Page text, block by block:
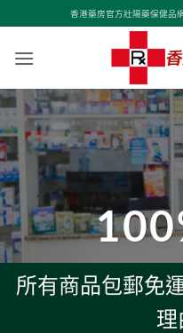
to
content
香港藥房官方壯陽藥保健品
所有商品包郵免
理